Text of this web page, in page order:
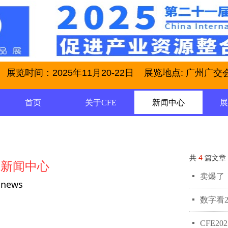
首页 关于CFE 新闻中心
展览时间：2025年11月20-22日 展览地点: 广州广
新闻中心
news
共 4 篇文章
넷 卖爆了
넷 数字看
넷